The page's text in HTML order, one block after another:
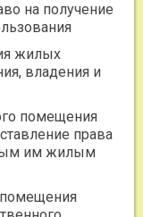
на получение
жилых
владения и
помещения
права
им жилым